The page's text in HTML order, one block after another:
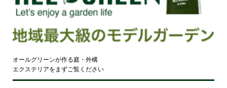
オールグリーンが作る庭・外構
エクステリアをまずご覧ください